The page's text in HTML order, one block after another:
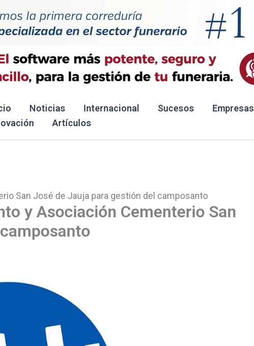
Noticias Internacional Sucesos Empresas
Artículos
San José de Jauja para gestión del camposanto
y Asociación Cementerio San